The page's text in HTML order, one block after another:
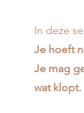
In deze
Je hoeft
Je mag
wat klopt.